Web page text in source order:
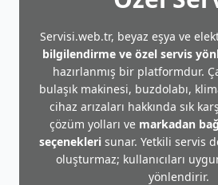
Servisi.web.tr, beyaz eşya ve
bilgilendirme ve özel servis
hazırlanmış bir platformdur.
bulaşık makinesi, buzdolabı,
cihaz arızaları hakkında sık
çözüm yolları ve markadan
seçenekleri sunar. Yetkili servis
oluşturmaz; kullanıcıları
yönlendirir.